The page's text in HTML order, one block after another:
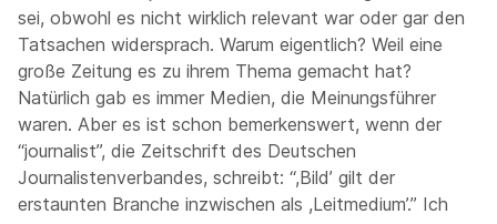
sei, obwohl es nicht wirklich relevant war oder gar den
Tatsachen widersprach. Warum eigentlich? Weil eine
große Zeitung es zu ihrem Thema gemacht hat?
Natürlich gab es immer Medien, die Meinungsführer
waren. Aber es ist schon bemerkenswert, wenn der
“journalist”, die Zeitschrift des Deutschen
Journalistenverbandes, schreibt: “,Bild’ gilt der
erstaunten Branche inzwischen als ,Leitmedium’.” Ich